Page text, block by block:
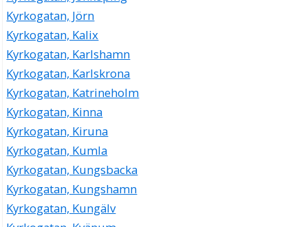
Kyrkogatan, Jörn
Kyrkogatan, Kalix
Kyrkogatan, Karlshamn
Kyrkogatan, Karlskrona
Kyrkogatan, Katrineholm
Kyrkogatan, Kinna
Kyrkogatan, Kiruna
Kyrkogatan, Kumla
Kyrkogatan, Kungsbacka
Kyrkogatan, Kungshamn
Kyrkogatan, Kungälv